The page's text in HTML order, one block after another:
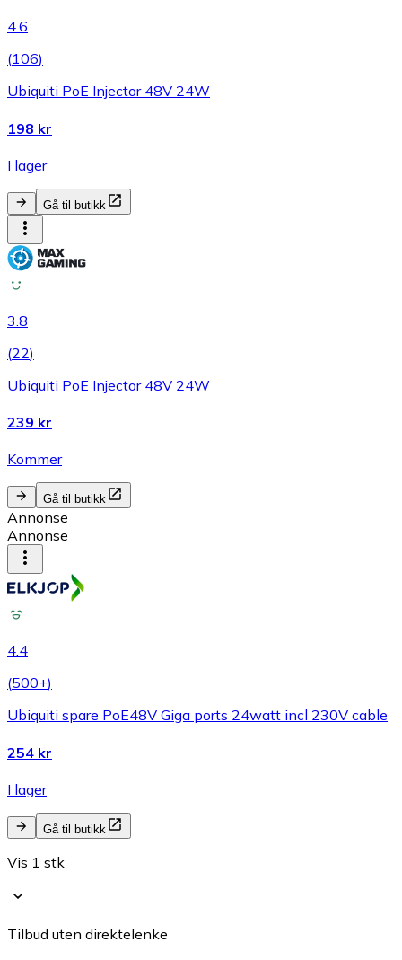
4.6
(106)
Ubiquiti PoE Injector 48V 24W
198 kr
I lager
Gå til butikk
3.8
(22)
Ubiquiti PoE Injector 48V 24W
239 kr
Kommer
Gå til butikk
Annonse
Annonse
4.4
(500+)
Ubiquiti spare PoE48V Giga ports 24watt incl 230V cable
254 kr
I lager
Gå til butikk
Vis 1 stk
Tilbud uten direktelenke